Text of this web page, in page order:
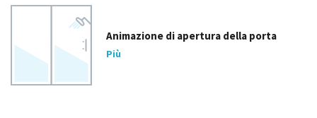
Animazione di apertura della porta
Più